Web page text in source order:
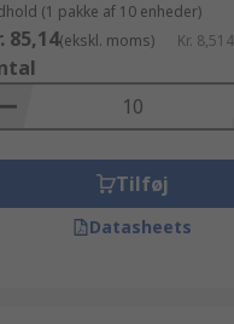
(1 pakke af 10 enheder)
85,14(ekskl. moms) Kr.
Tilføj
Datasheets